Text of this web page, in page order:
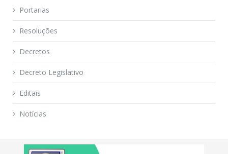
Portarias
Resoluções
Decretos
Decreto Legislativo
Editais
Notícias